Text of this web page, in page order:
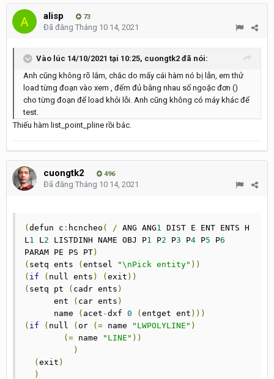
alisp 73
Đã đăng Tháng 10 14, 2021
Vào lúc 14/10/2021 tại 10:25, cuongtk2 đã nói:
Anh cũng không rõ lắm, chắc do mấy cái hàm nó bị lẫn, em thử
load từng đoạn vào xem , đếm đủ bằng nhau số ngoặc đơn ()
cho từng đoạn để load khỏi lỗi. Anh cũng không có máy khác để
test.
Thiếu hàm list_point_pline rồi bác.
cuongtk2 496
Đã đăng Tháng 10 14, 2021
( defun c : hcncheo ( / ANG ANG1 DIST E ENT ENTS H
L1 L2 LISTDINH NAME OBJ P1 P2 P3 P4 P5 P6
PARAM PE PS PT)
( setq ents ( entsel "\nPick entity" ))
( if ( null ents ) ( exit ))
( setq pt ( cadr ents )
      ent
( car ents )
      name
( acet -dxf 0 ( entget ent )))
( if ( null ( or (= name "LWPOLYLINE" )
(= name "LINE" ))
)
( exit )
)